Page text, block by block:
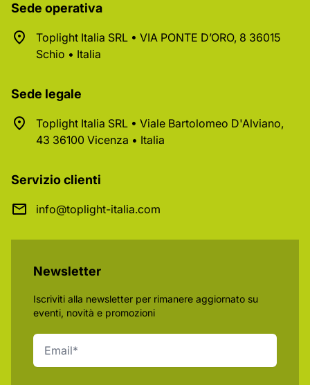
Sede operativa
Toplight Italia SRL • VIA PONTE D’ORO, 8 36015
Schio • Italia
Sede legale
Toplight Italia SRL • Viale Bartolomeo D'Alviano,
43 36100 Vicenza • Italia
Servizio clienti
info@toplight-italia.com
Newsletter
Iscriviti alla newsletter per rimanere aggiornato su
eventi, novità e promozioni